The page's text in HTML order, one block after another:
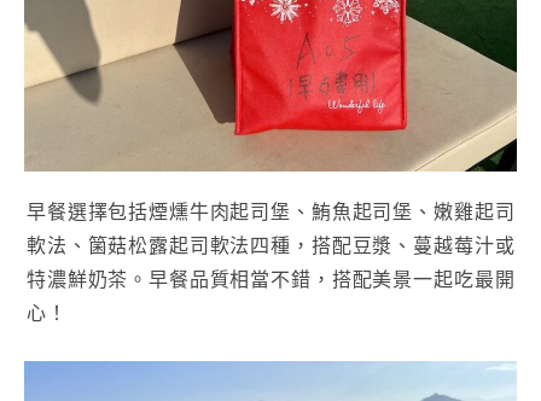
早餐選擇包括煙燻牛肉起司堡、鮪魚起司堡、嫩雞起司
軟法、箘菇松露起司軟法四種，搭配豆漿、蔓越莓汁或
特濃鮮奶茶。早餐品質相當不錯，搭配美景一起吃最開
心！